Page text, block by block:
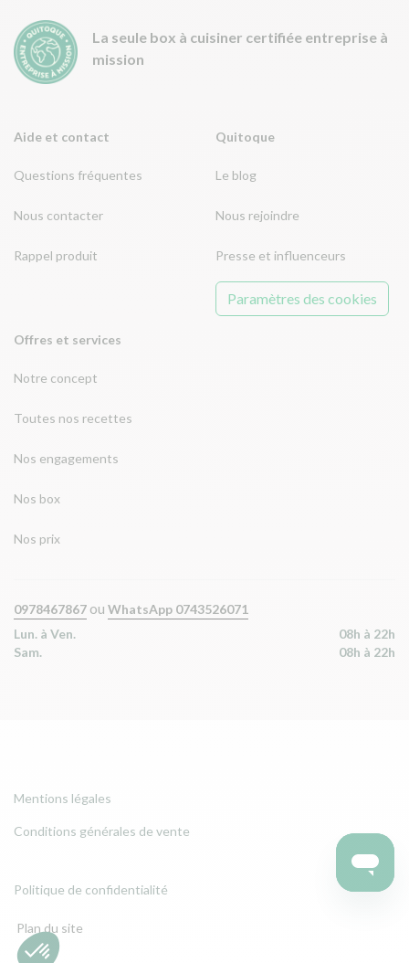
Aide et contact
Questions fréquentes
Nous contacter
Rappel produit
Offres et services
Notre concept
Toutes nos recettes
Nos engagements
Nos box
Nos prix
Quitoque
Le blog
Nous rejoindre
Presse et influenceurs
Paramètres des cookies
La seule box à cuisiner certifiée entreprise à
mission
0978467867 ou WhatsApp 0743526071
Lun. à Ven.
08h à 22h
Sam.
08h à 22h
Mentions légales
Conditions générales de vente
Politique de confidentialité
Plan du site